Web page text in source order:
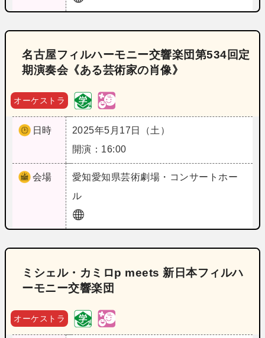
名古屋フィルハーモニー交響楽団第534回定
期演奏会《ある芸術家の肖像》
オーケストラ
日時
2025年5月17日（土）
開演：16:00
会場 愛知愛知県芸術劇場・コンサートホー
ル
ミシェル・カミロp meets 新日本フィルハ
ーモニー交響楽団
オーケストラ